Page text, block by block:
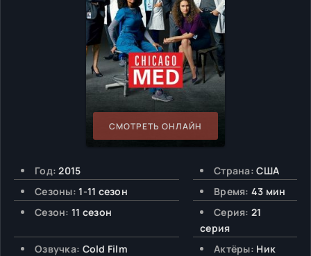
СМОТРЕТЬ ОНЛАЙН
Год: 2015 Страна: США
Сезоны: 1-11 сезон Время: 43 мин
Сезон: 11 сезон Серия: 21
серия
Озвучка: Cold Film Актёры: Ник